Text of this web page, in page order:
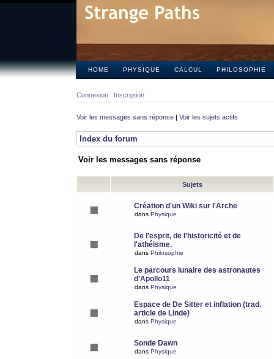
HOME PHYSIQUE CALCUL PHILOSOPHIE
Connexion Inscription
Voir les messages sans réponse | Voir les sujets actifs
Index du forum
Voir les messages sans réponse
Sujets
Création d'un Wiki sur l'Arche
dans Physique
De l'esprit, de l'historicité et de
l'athéisme.
dans Philosophie
Le parcours lunaire des astronautes
d'Apollo11
dans Physique
Espace de De Sitter et inflation (trad.
article de Linde)
dans Physique
Sonde Dawn
dans Physique